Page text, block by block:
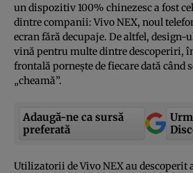
un dispozitiv 100% chinezesc a fost
dintre companii: Vivo NEX, noul
ecran fără decupaje. De altfel, design-
vină pentru multe dintre descoperiri,
frontală porneşte de fiecare dată când
„cheamă”.
Adaugă-ne ca sursă
preferată
Utilizatorii de Vivo NEX au descoperit